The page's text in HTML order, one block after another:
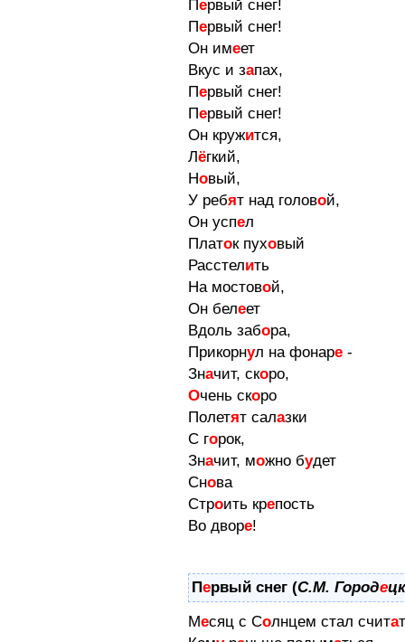
Первый снег!
Первый снег!
Он имеет
Вкус и запах,
Первый снег!
Первый снег!
Он кружится,
Лёгкий,
Новый,
У ребят над головой,
Он успел
Платок пуховый
Расстелить
На мостовой,
Он белеет
Вдоль забора,
Прикорнул на фонаре -
Значит, скоро,
Очень скоро
Полетят салазки
С горок,
Значит, можно будет
Снова
Строить крепость
Во дворе!
Первый снег (С.М. Городе
Месяц с Солнцем стал счита